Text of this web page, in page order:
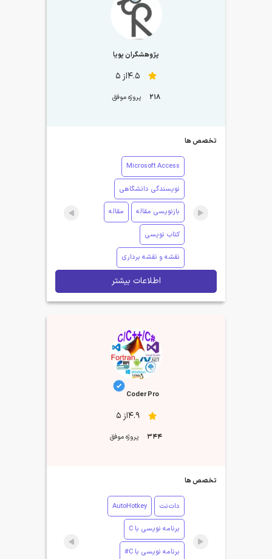
پژوهشگران پویا
4.5از 5
218 پروژه موفق
تخصص ها
Microsoft Access
نویسندگی دانشگاهی
بازنویسی مقاله مقاله
کتاب نویسی
نقشه و نقشه برداری
اطلاعات بیشتر
Coder Pro
4.9از 5
344 پروژه موفق
تخصص ها
دات‌نت AutoHotkey
برنامه نویسی با C
برنامه نویسی با C#